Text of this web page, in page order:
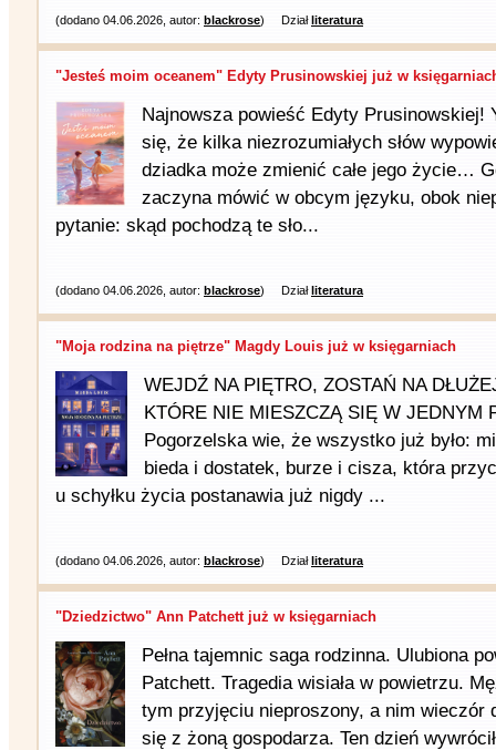
(dodano 04.06.2026, autor: blackrose) Działliteratura
"Jesteś moim oceanem" Edyty Prusinowskiej już w
Najnowsza powieść Edyty Prusinowskiej!
się, że kilka niezrozumiałych słów
dziadka może zmienić całe jego życie…
zaczyna mówić w obcym języku, obok
pytanie: skąd pochodzą te sło...
(dodano 04.06.2026, autor: blackrose) Działliteratura
"Moja rodzina na piętrze" Magdy Louis już w księgarniach
WEJDŹ NA PIĘTRO, ZOSTAŃ NA
KTÓRE NIE MIESZCZĄ SIĘ W JEDNYM
Pogorzelska wie, że wszystko już było:
bieda i dostatek, burze i cisza, która
u schyłku życia postanawia już nigdy ...
(dodano 04.06.2026, autor: blackrose) Działliteratura
"Dziedzictwo" Ann Patchett już w księgarniach
Pełna tajemnic saga rodzinna. Ulubiona
Patchett. Tragedia wisiała w powietrzu.
tym przyjęciu nieproszony, a nim wieczór
się z żoną gospodarza. Ten dzień